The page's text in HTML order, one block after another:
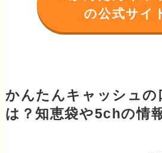
の公式サイ
かんたんキャッシュの
は？知恵袋や5chの情